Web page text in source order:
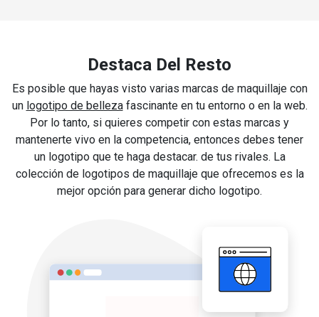
Destaca Del Resto
Es posible que hayas visto varias marcas de maquillaje con
un logotipo de bellezafascinante en tu entorno o en la web.
Por lo tanto, si quieres competir con estas marcas y
mantenerte vivo en la competencia, entonces debes tener
un logotipo que te haga destacar. de tus rivales. La
colección de logotipos de maquillaje que ofrecemos es la
mejor opción para generar dicho logotipo.